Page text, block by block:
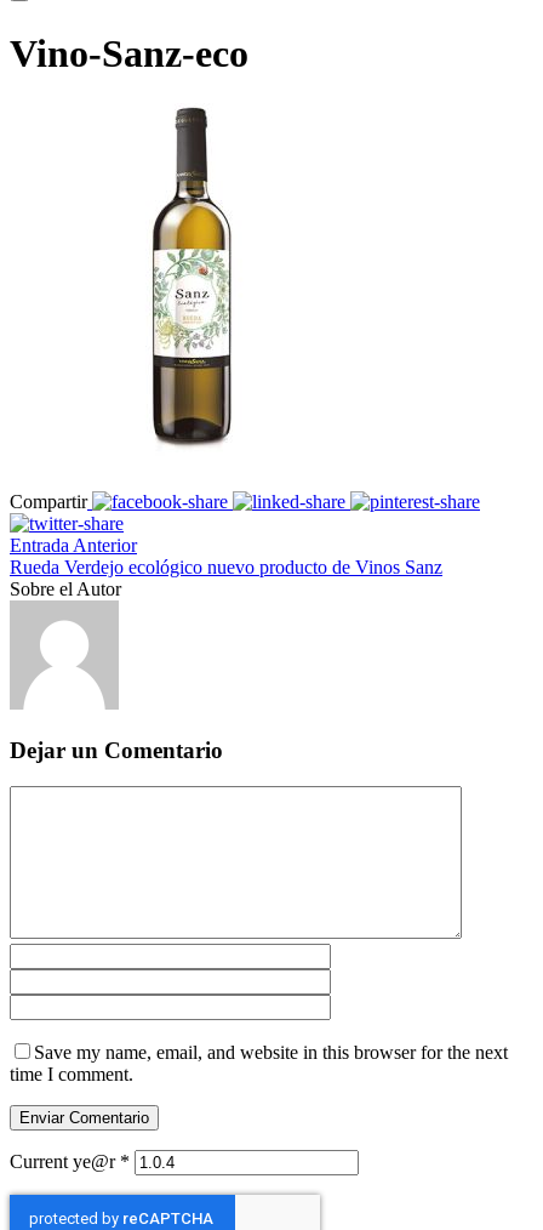
Vino-Sanz-eco
Compartir
Entrada Anterior
Rueda Verdejo ecológico nuevo producto de Vinos Sanz
Sobre el Autor
Dejar un Comentario
Save my name, email, and website in this browser for the next
time I comment.
Current ye@r *